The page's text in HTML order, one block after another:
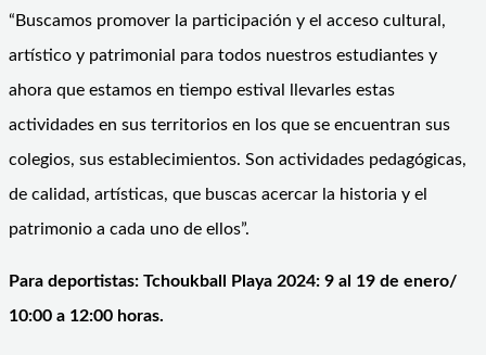
“Buscamos promover la participación y el acceso cultural,
artístico y patrimonial para todos nuestros estudiantes y
ahora que estamos en tiempo estival llevarles estas
actividades en sus territorios en los que se encuentran sus
colegios, sus establecimientos. Son actividades pedagógicas,
de calidad, artísticas, que buscas acercar la historia y el
patrimonio a cada uno de ellos”.
Para deportistas: Tchoukball Playa 2024: 9 al 19 de enero/
10:00 a 12:00 horas.